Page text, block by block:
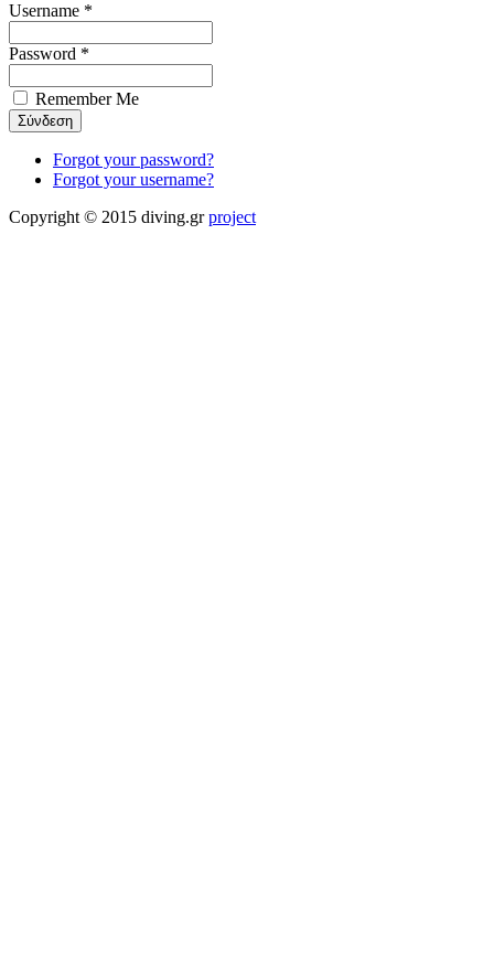
Username *
Password *
Remember Me
Forgot your password?
Forgot your username?
Copyright © 2015 diving.grproject